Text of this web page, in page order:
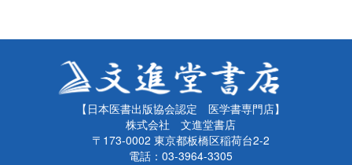
【日本医書出版協会認定 医学書専門店】
株式会社 文進堂書店
〒173-0002 東京都板橋区稲荷台2-2
電話：03-3964-3305